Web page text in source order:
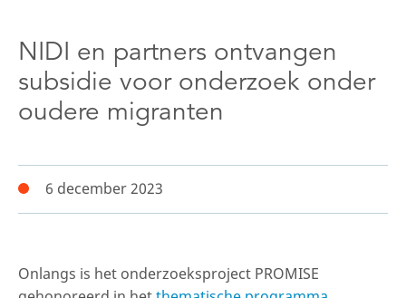
NIDI en partners ontvangen
subsidie voor onderzoek onder
oudere migranten
6 december 2023
Onlangs is het onderzoeksproject PROMISE